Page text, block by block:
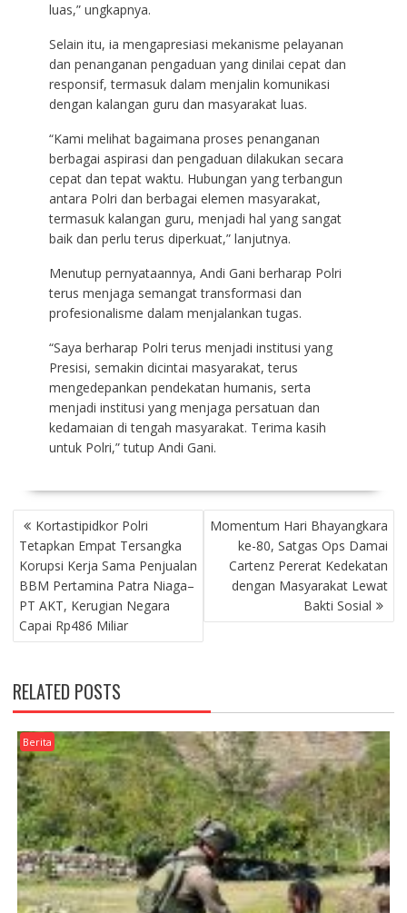
luas,” ungkapnya.
Selain itu, ia mengapresiasi mekanisme pelayanan
dan penanganan pengaduan yang dinilai cepat dan
responsif, termasuk dalam menjalin komunikasi
dengan kalangan guru dan masyarakat luas.
“Kami melihat bagaimana proses penanganan
berbagai aspirasi dan pengaduan dilakukan secara
cepat dan tepat waktu. Hubungan yang terbangun
antara Polri dan berbagai elemen masyarakat,
termasuk kalangan guru, menjadi hal yang sangat
baik dan perlu terus diperkuat,” lanjutnya.
Menutup pernyataannya, Andi Gani berharap Polri
terus menjaga semangat transformasi dan
profesionalisme dalam menjalankan tugas.
“Saya berharap Polri terus menjadi institusi yang
Presisi, semakin dicintai masyarakat, terus
mengedepankan pendekatan humanis, serta
menjadi institusi yang menjaga persatuan dan
kedamaian di tengah masyarakat. Terima kasih
untuk Polri,” tutup Andi Gani.
NAVIGASI
POSKortastipidkor Polri
Tetapkan Empat Tersangka
Korupsi Kerja Sama Penjualan
BBM Pertamina Patra Niaga–
PT AKT, Kerugian Negara
Capai Rp486 Miliar
Momentum Hari Bhayangkara
ke-80, Satgas Ops Damai
Cartenz Pererat Kedekatan
dengan Masyarakat Lewat
Bakti Sosial
RELATED POSTS
Berita